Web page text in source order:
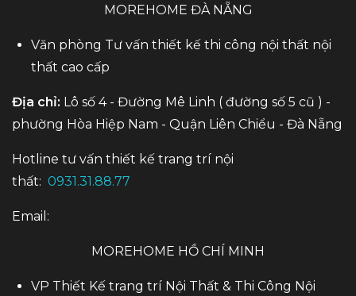
MOREHOME ĐÀ NẴNG
Văn phòng Tư vấn thiết kế thi công nội thất nội
thất cao cấp
Địa chỉ: Lô số 4 - Đường Mê Linh ( đường số 5 cũ ) -
phường Hòa Hiệp Nam - Quận Liên Chiểu - Đà Nẵng
Hotline tư vấn thiết kế trang trí nội
thất: 0931.31.88.77
Email:
MOREHOME HỒ CHÍ MINH
VP Thiết Kế trang trí Nội Thất & Thi Công Nội